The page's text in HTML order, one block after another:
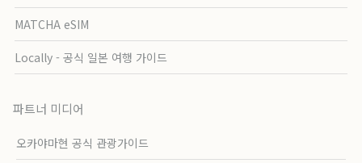
MATCHA eSIM
Locally - 공식 일본 여행 가이드
파트너 미디어
오카야마현 공식 관광가이드